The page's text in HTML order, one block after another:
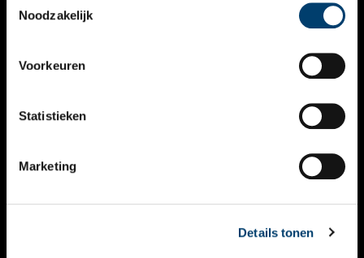
Noodzakelijk
Voorkeuren
Statistieken
Marketing
Details tonen
ACTIVITEITEN
NIEUWSBRIEF
DISCLAIMER